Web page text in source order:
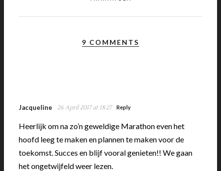
9 COMMENTS
Jacqueline 26 April 2017 at 18:27 Reply
Heerlijk om na zo’n geweldige Marathon even het
hoofd leeg te maken en plannen te maken voor de
toekomst. Succes en blijf vooral genieten!! We gaan
het ongetwijfeld weer lezen.